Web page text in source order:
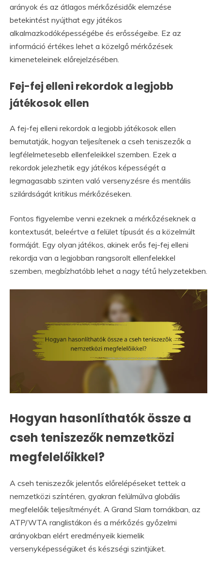
arányok és az átlagos mérkőzésidők elemzése
betekintést nyújthat egy játékos
alkalmazkodóképességébe és erősségeibe. Ez az
információ értékes lehet a közelgő mérkőzések
kimeneteleinek előrejelzésében.
Fej-fej elleni rekordok a legjobb
játékosok ellen
A fej-fej elleni rekordok a legjobb játékosok ellen
bemutatják, hogyan teljesítenek a cseh teniszezők a
legfélelmetesebb ellenfeleikkel szemben. Ezek a
rekordok jelezhetik egy játékos képességét a
legmagasabb szinten való versenyzésre és mentális
szilárdságát kritikus mérkőzéseken.
Fontos figyelembe venni ezeknek a mérkőzéseknek a
kontextusát, beleértve a felület típusát és a közelmúlt
formáját. Egy olyan játékos, akinek erős fej-fej elleni
rekordja van a legjobban rangsorolt ellenfelekkel
szemben, megbízhatóbb lehet a nagy tétű helyzetekben.
Hogyan hasonlíthatók össze a
cseh teniszezők nemzetközi
megfelelőikkel?
A cseh teniszezők jelentős előrelépéseket tettek a
nemzetközi színtéren, gyakran felülmúlva globális
megfelelőik teljesítményét. A Grand Slam tornákban, az
ATP/WTA ranglistákon és a mérkőzés győzelmi
arányokban elért eredményeik kiemelik
versenyképességüket és készségi szintjüket.